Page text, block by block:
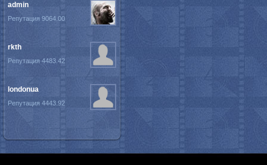
admin
Репутация 9064.00
rkth
Репутация 4483.42
londonua
Репутация 4443.92